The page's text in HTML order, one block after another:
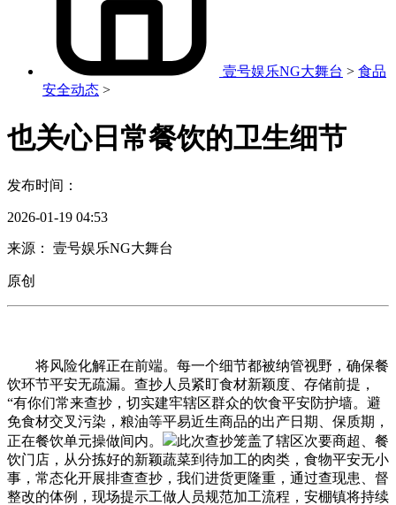
壹号娱乐NG大舞台 > 食品
安全动态 >
也关心日常餐饮的卫生细节
发布时间：
2026-01-19 04:53
来源： 壹号娱乐NG大舞台
原创
将风险化解正在前端。每一个细节都被纳管视野，确保餐
饮环节平安无疏漏。查抄人员紧盯食材新颖度、存储前提，
“有你们常来查抄，切实建牢辖区群众的饮食平安防护墙。避
免食材交叉污染，粮油等平易近生商品的出产日期、保质期，
正在餐饮单元操做间内。
此次查抄笼盖了辖区次要商超、餐
饮门店，从分拣好的新颖蔬菜到待加工的肉类，食物平安无小
事，常态化开展排查查抄，我们进货更隆重，通过查现患、督
整改的体例，现场提示工做人员规范加工流程，安棚镇将持续